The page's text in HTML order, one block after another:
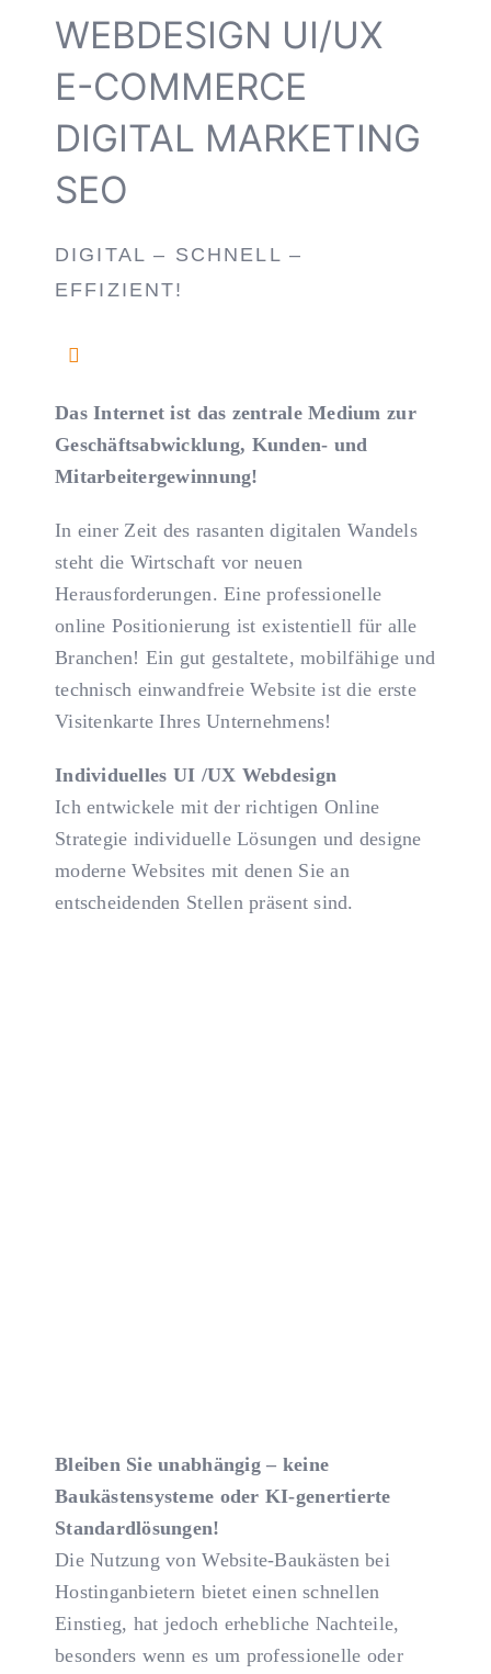
WEBDESIGN UI/UX
E-COMMERCE
DIGITAL MARKETING
SEO
DIGITAL – SCHNELL –
EFFIZIENT!
Das Internet ist das zentrale Medium zur
Geschäftsabwicklung, Kunden- und
Mitarbeitergewinnung!
In einer Zeit des rasanten digitalen Wandels
steht die Wirtschaft vor neuen
Herausforderungen. Eine professionelle
online Positionierung ist existentiell für alle
Branchen! Ein gut gestaltete, mobilfähige und
technisch einwandfreie Website ist die erste
Visitenkarte Ihres Unternehmens!
Individuelles UI /UX Webdesign
Ich entwickele mit der richtigen Online
Strategie individuelle Lösungen und designe
moderne Websites mit denen Sie an
entscheidenden Stellen präsent sind.
Bleiben Sie unabhängig – keine
Baukästensysteme oder KI-genertierte
Standardlösungen!
Die Nutzung von Website-Baukästen bei
Hostinganbietern bietet einen schnellen
Einstieg, hat jedoch erhebliche Nachteile,
besonders wenn es um professionelle oder